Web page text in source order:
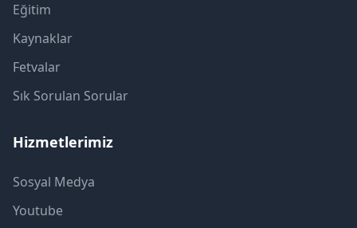
Eğitim
Kaynaklar
Fetvalar
Sık Sorulan Sorular
Hizmetlerimiz
Sosyal Medya
Youtube